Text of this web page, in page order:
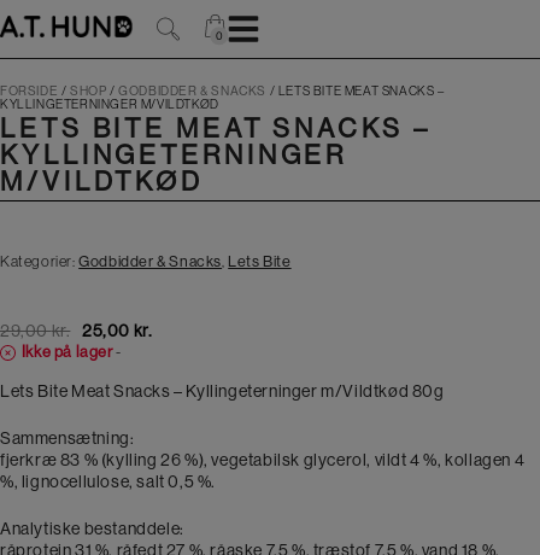
til
indholdet
0
0
FORSIDE /SHOP /GODBIDDER & SNACKS / LETS BITE MEAT SNACKS –
KYLLINGETERNINGER M/VILDTKØD
LETS BITE MEAT SNACKS –
KYLLINGETERNINGER
M/VILDTKØD
Kategorier:Godbidder & Snacks Lets Bite
29,00kr. Original
price
29,00 kr..
25,00 kr.Current
25,00 kr..
Ikke på lager-
Lets Bite Meat Snacks – Kyllingeterninger m/Vildtkød 80g
Sammensætning:
fjerkræ 83 % (kylling 26 %), vegetabilsk glycerol, vildt 4 %, kollagen 4
%, lignocellulose, salt 0,5 %.
Analytiske bestanddele:
råprotein 31 %, råfedt 27 %, råaske 7,5 %, træstof 7,5 %, vand 18 %.